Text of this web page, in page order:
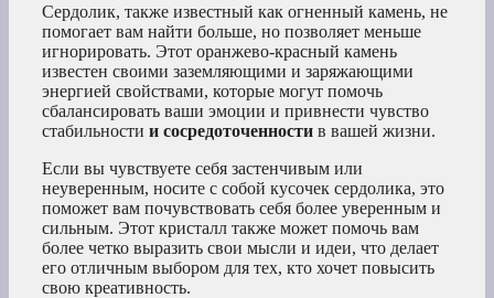
Сердолик, также известный как огненный камень, не
помогает вам найти больше, но позволяет меньше
игнорировать. Этот оранжево-красный камень
известен своими заземляющими и заряжающими
энергией свойствами, которые могут помочь
сбалансировать ваши эмоции и привнести чувство
стабильности и сосредоточенности в вашей жизни.
Если вы чувствуете себя застенчивым или
неуверенным, носите с собой кусочек сердолика, это
поможет вам почувствовать себя более уверенным и
сильным. Этот кристалл также может помочь вам
более четко выразить свои мысли и идеи, что делает
его отличным выбором для тех, кто хочет повысить
свою креативность.